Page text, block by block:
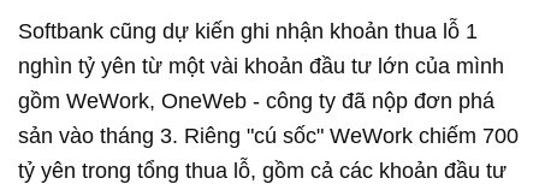
Softbank cũng dự kiến ghi nhận khoản thua lỗ 1
nghìn tỷ yên từ một vài khoản đầu tư lớn của mình
gồm WeWork, OneWeb - công ty đã nộp đơn phá
sản vào tháng 3. Riêng "cú sốc" WeWork chiếm 700
tỷ yên trong tổng thua lỗ, gồm cả các khoản đầu tư